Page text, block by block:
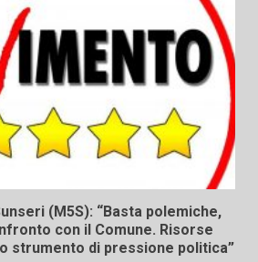
(M5S): “Basta polemiche,
con il Comune. Risorse
strumento di pressione politica”